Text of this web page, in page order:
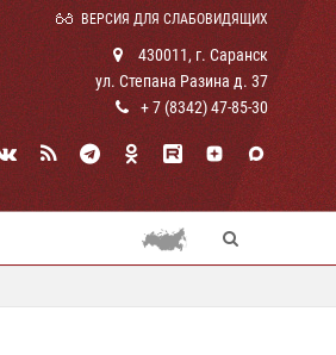
ВЕРСИЯ ДЛЯ СЛАБОВИДЯЩИХ
430011, г. Саранск
ул. Степана Разина д. 37
+ 7 (8342) 47-85-30